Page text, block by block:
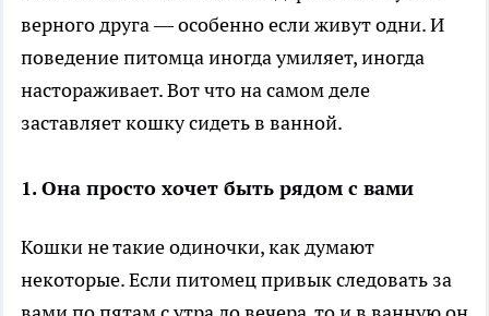
верного друга — особенно если живут одни. И
поведение питомца иногда умиляет, иногда
настораживает. Вот что на самом деле
заставляет кошку сидеть в ванной.
1. Она просто хочет быть рядом с вами
Кошки не такие одиночки, как думают
некоторые. Если питомец привык следовать за